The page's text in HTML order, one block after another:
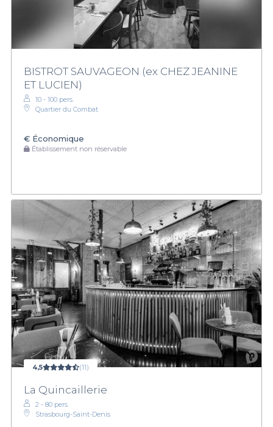
BISTROT SAUVAGEON (ex CHEZ JEANINE
ET LUCIEN)
10 - 100 pers.
Quartier du Combat
€ Économique
Établissement non réservable
4,5 (11)
La Quincaillerie
2 - 80 pers.
Strasbourg-Saint-Denis